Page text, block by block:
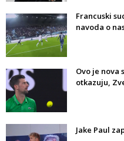
Francuski
navoda o
Ovo je nova
otkazuju,
Jake Paul